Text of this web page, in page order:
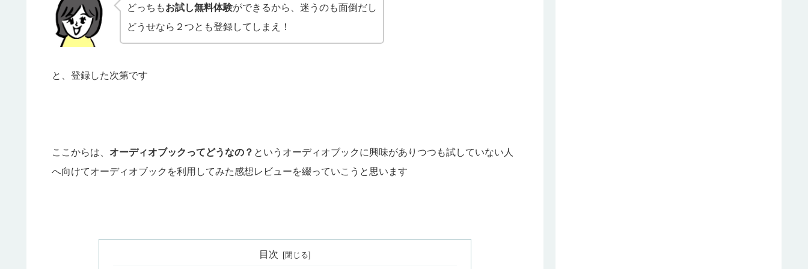
どっちもお試し無料体験ができるから、迷うのも面倒だし
どうせなら２つとも登録してしまえ！
と、登録した次第です
ここからは、 オーディオブックってどうなの？ というオーディオブックに興味がありつつも試していない人
へ向けてオーディオブックを利用してみた感想レビューを綴っていこうと思います
目次